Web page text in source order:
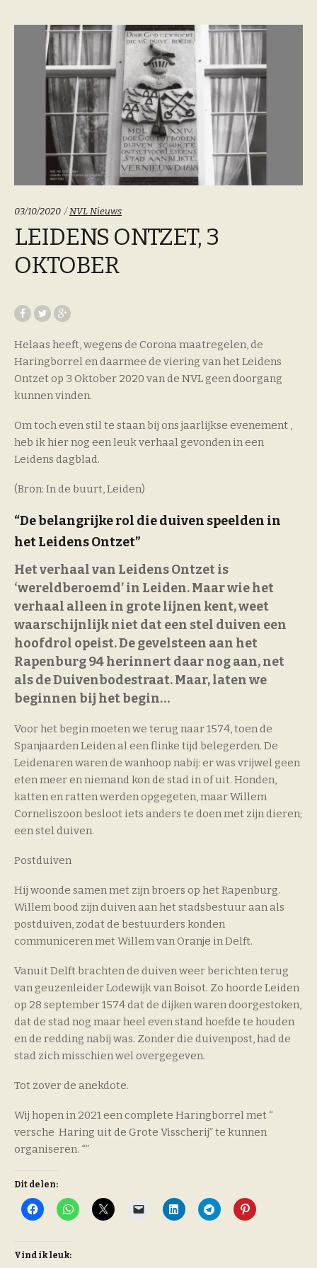
03/10/2020 Categoriën:
NVL Nieuws
LEIDENS ONTZET, 3
OKTOBER
Helaas heeft, wegens de Corona maatregelen, de
Haringborrel en daarmee de viering van het Leidens
Ontzet op 3 Oktober 2020 van de NVL geen doorgang
kunnen vinden.
Om toch even stil te staan bij ons jaarlijkse evenement ,
heb ik hier nog een leuk verhaal gevonden in een
Leidens dagblad.
(Bron: In de buurt, Leiden)
“De belangrijke rol die duiven speelden in
het Leidens Ontzet”
Het verhaal van Leidens Ontzet is
‘wereldberoemd’ in Leiden. Maar wie het
verhaal alleen in grote lijnen kent, weet
waarschijnlijk niet dat een stel duiven een
hoofdrol opeist. De gevelsteen aan het
Rapenburg 94 herinnert daar nog aan, net
als de Duivenbodestraat. Maar, laten we
beginnen bij het begin…
Voor het begin moeten we terug naar 1574, toen de
Spanjaarden Leiden al een flinke tijd belegerden. De
Leidenaren waren de wanhoop nabij: er was vrijwel geen
eten meer en niemand kon de stad in of uit. Honden,
katten en ratten werden opgegeten, maar Willem
Corneliszoon besloot iets anders te doen met zijn dieren;
een stel duiven.
Postduiven
Hij woonde samen met zijn broers op het Rapenburg.
Willem bood zijn duiven aan het stadsbestuur aan als
postduiven, zodat de bestuurders konden
communiceren met Willem van Oranje in Delft.
Vanuit Delft brachten de duiven weer berichten terug
van geuzenleider Lodewijk van Boisot. Zo hoorde Leiden
op 28 september 1574 dat de dijken waren doorgestoken,
dat de stad nog maar heel even stand hoefde te houden
en de redding nabij was. Zonder die duivenpost, had de
stad zich misschien wel overgegeven.
Tot zover de anekdote.
Wij hopen in 2021 een complete Haringborrel met “
versche Haring uit de Grote Visscherij” te kunnen
organiseren. “”
Dit delen:
Vind ik leuk: